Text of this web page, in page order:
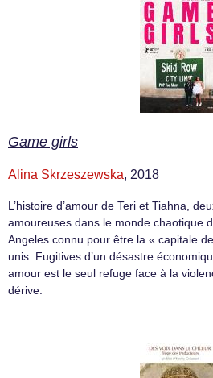
Game girls
Alina Skrzeszewska, 2018
L’histoire d’amour de Teri et Tiahna,
amoureuses dans le monde chaotique
Angeles connu pour être la « capitale
unis. Fugitives d’un désastre
amour est le seul refuge face à la
dérive.